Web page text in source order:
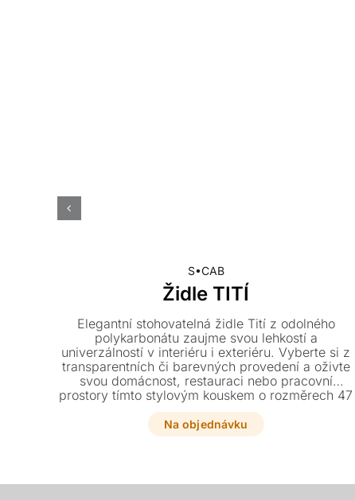
S•CAB
Židle TITÍ
Elegantní stohovatelná židle Tití z odolného
polykarbonátu zaujme svou lehkostí a
univerzálností v interiéru i exteriéru. Vyberte si z
transparentních či barevných provedení a oživte
svou domácnost, restauraci nebo pracovní
prostory tímto stylovým kouskem o rozměrech 47
x 54 x 86 cm.
Na objednávku